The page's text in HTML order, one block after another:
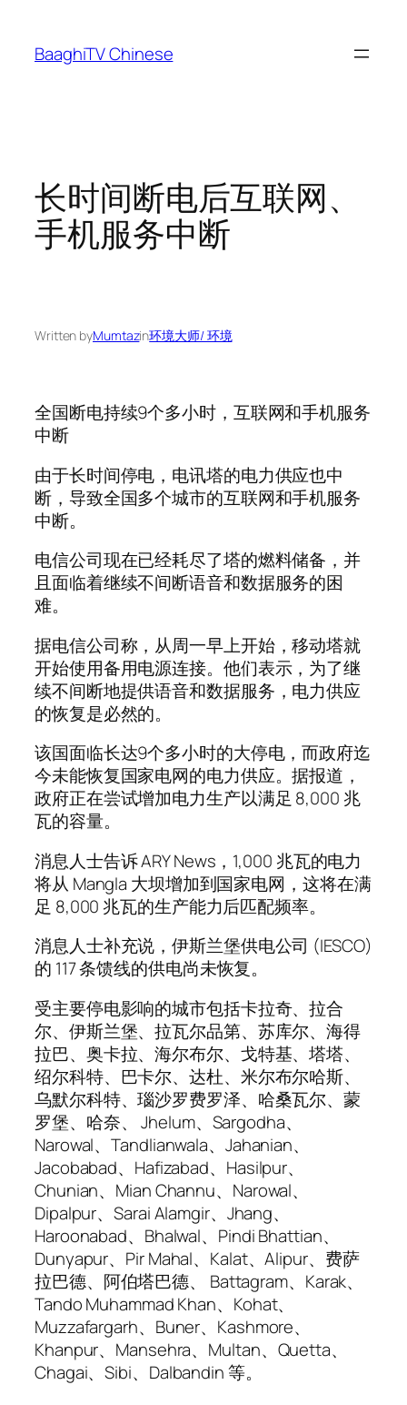
content
BaaghiTV Chinese
长时间断电后互联网、
手机服务中断
Written byMumtazin环境大师/ 环境
全国断电持续9个多小时，互联网和手机服务
中断
由于长时间停电，电讯塔的电力供应也中
断，导致全国多个城市的互联网和手机服务
中断。
电信公司现在已经耗尽了塔的燃料储备，并
且面临着继续不间断语音和数据服务的困
难。
据电信公司称，从周一早上开始，移动塔就
开始使用备用电源连接。他们表示，为了继
续不间断地提供语音和数据服务，电力供应
的恢复是必然的。
该国面临长达9个多小时的大停电，而政府迄
今未能恢复国家电网的电力供应。据报道，
政府正在尝试增加电力生产以满足 8,000 兆
瓦的容量。
消息人士告诉 ARY News，1,000 兆瓦的电力
将从 Mangla 大坝增加到国家电网，这将在满
足 8,000 兆瓦的生产能力后匹配频率。
消息人士补充说，伊斯兰堡供电公司 (IESCO)
的 117 条馈线的供电尚未恢复。
受主要停电影响的城市包括卡拉奇、拉合
尔、伊斯兰堡、拉瓦尔品第、苏库尔、海得
拉巴、奥卡拉、海尔布尔、戈特基、塔塔、
绍尔科特、巴卡尔、达杜、米尔布尔哈斯、
乌默尔科特、瑙沙罗费罗泽、哈桑瓦尔、蒙
罗堡、哈奈、 Jhelum、Sargodha、
Narowal、Tandlianwala、Jahanian、
Jacobabad、Hafizabad、Hasilpur、
Chunian、Mian Channu、Narowal、
Dipalpur、Sarai Alamgir、Jhang、
Haroonabad、Bhalwal、Pindi Bhattian、
Dunyapur、Pir Mahal、Kalat、Alipur、费萨
拉巴德、阿伯塔巴德、 Battagram、Karak、
Tando Muhammad Khan、Kohat、
Muzzafargarh、Buner、Kashmore、
Khanpur、Mansehra、Multan、Quetta、
Chagai、Sibi、Dalbandin 等。